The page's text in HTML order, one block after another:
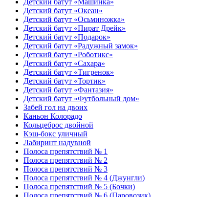
Детский батут «Океан»
Детский батут «Осьминожка»
Детский батут «Пират Дрейк»
Детский батут «Подарок»
Детский батут «Радужный замок»
Детский батут «Роботикс»
Детский батут «Сахара»
Детский батут «Тигренок»
Детский батут «Тортик»
Детский батут «Фантазия»
Детский батут «Футбольный дом»
Забей гол на двоих
Каньон Колорадо
Кольцеброс двойной
Кэш-бокс уличный
Лабиринт надувной
Полоса препятствий № 1
Полоса препятствий № 2
Полоса препятствий № 3
Полоса препятствий № 4 (Джунгли)
Полоса препятствий № 5 (Бочки)
Полоса препятствий № 6 (Паровозик)